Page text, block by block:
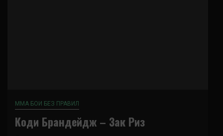
ММА БОИ БЕЗ ПРАВИЛ
Коди Брандейдж – Зак Риз